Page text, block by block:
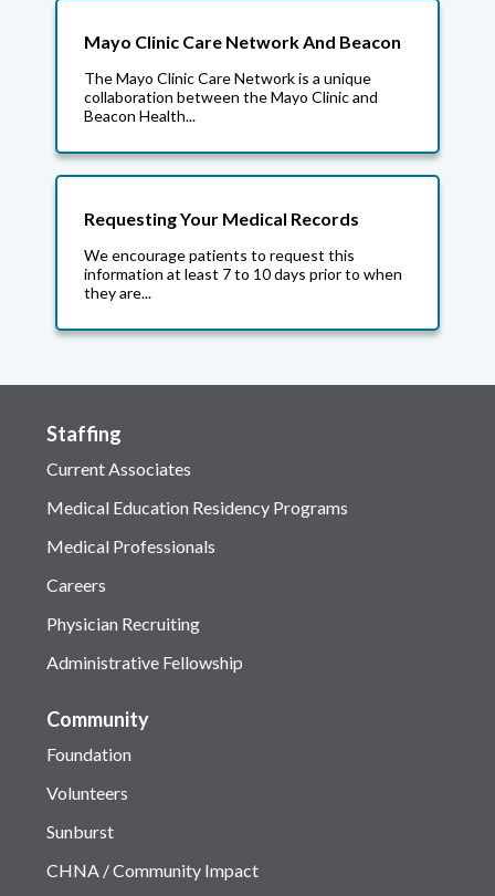
Mayo Clinic Care Network And Beacon
The Mayo Clinic Care Network is a unique
collaboration between the Mayo Clinic and
Beacon Health...
Requesting Your Medical Records
We encourage patients to request this
information at least 7 to 10 days prior to when
they are...
Staffing
Current Associates
Medical Education Residency Programs
Medical Professionals
Careers
Physician Recruiting
Administrative Fellowship
Community
Foundation
Volunteers
Sunburst
CHNA / Community Impact